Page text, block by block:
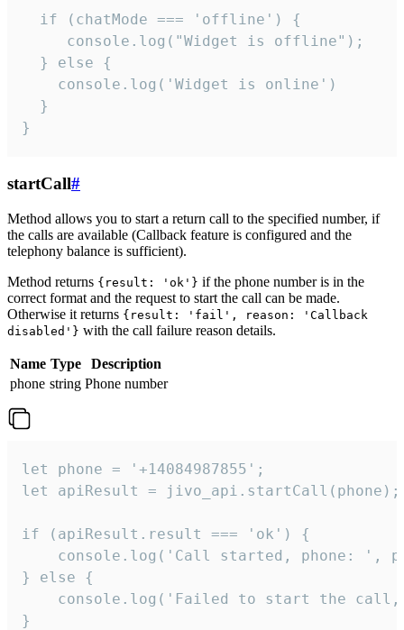
  if (chatMode === 'offline') {
     console.log("Widget is offline");
  } else {
    console.log('Widget is online')
  }
}
startCall#
Method allows you to start a return call to the specified number, if
the calls are available (Callback feature is configured and the
telephony balance is sufficient).
Method returns {result: 'ok'} if the phone number is in the
correct format and the request to start the call can be made.
Otherwise it returns {result: 'fail', reason: 'Callback
disabled'} with the call failure reason details.
Name Type
Description
phone string Phone number
let phone = '+14084987855';
let apiResult = jivo_api.startCall(phone);
if (apiResult.result === 'ok') {
console.log('Call started, phone: ',
} else {
console.log('Failed to start the
}